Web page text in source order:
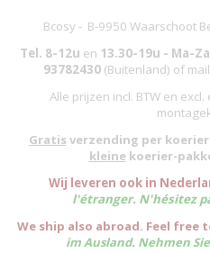
Bcosy - B-9950 Waarschoot
Tel. 8-12u en 13.30-19u - Ma-Za
93782430(Buitenland) of mail
Alle prijzen incl. BTW en
Gratis verzending per koerier
kleinekoerier-
Wij leveren ook in
l'étranger. N'hésitez
We ship also abroad. Feel free
im Ausland. Nehmen